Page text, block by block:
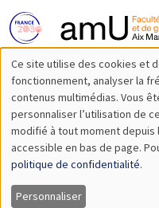
Utilisation
des
données
personnelles
et
Ce site utilise des cookies et
fonctionnement, analyser la
contenus multimédias. Vous
personnaliser l’utilisation de
modifié à tout moment depuis
accessible en bas de page.
politique de confidentialité.
Personnaliser